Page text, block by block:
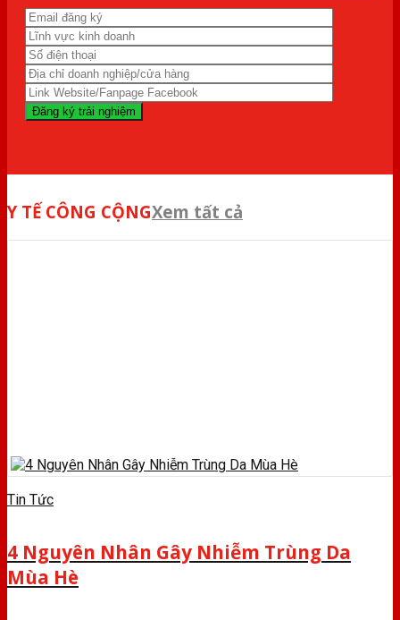
Y TẾ CÔNG CỘNGXem tất cả
Tin Tức
4 Nguyên Nhân Gây Nhiễm Trùng Da
Mùa Hè